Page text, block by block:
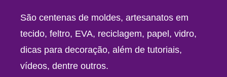
São centenas de moldes, artesanatos em
tecido, feltro, EVA, reciclagem, papel, vidro,
dicas para decoração, além de tutoriais,
vídeos, dentre outros.